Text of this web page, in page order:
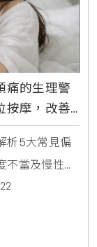
痛的生理警
按摩，改善
析5大常見偏
當及慢性高
位按摩與營
全面提升你